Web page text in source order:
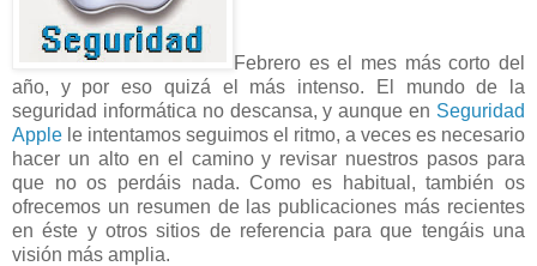
Febrero es el mes más corto del
año, y por eso quizá el más intenso. El mundo de la
seguridad informática no descansa, y aunque en Seguridad
Apple le intentamos seguimos el ritmo, a veces es necesario
hacer un alto en el camino y revisar nuestros pasos para
que no os perdáis nada. Como es habitual, también os
ofrecemos un resumen de las publicaciones más recientes
en éste y otros sitios de referencia para que tengáis una
visión más amplia.